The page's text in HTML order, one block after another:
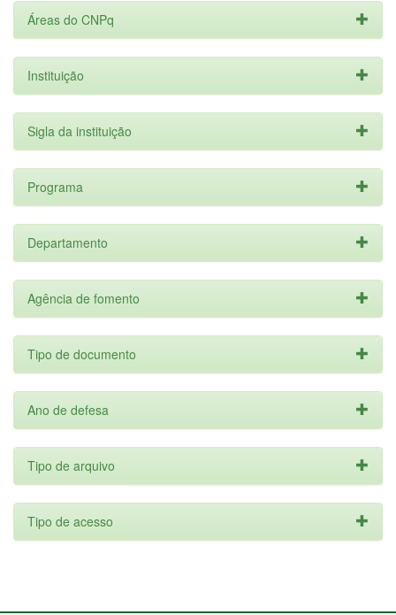
Áreas do CNPq
Instituição
Sigla da instituição
Programa
Departamento
Agência de fomento
Tipo de documento
Ano de defesa
Tipo de arquivo
Tipo de acesso